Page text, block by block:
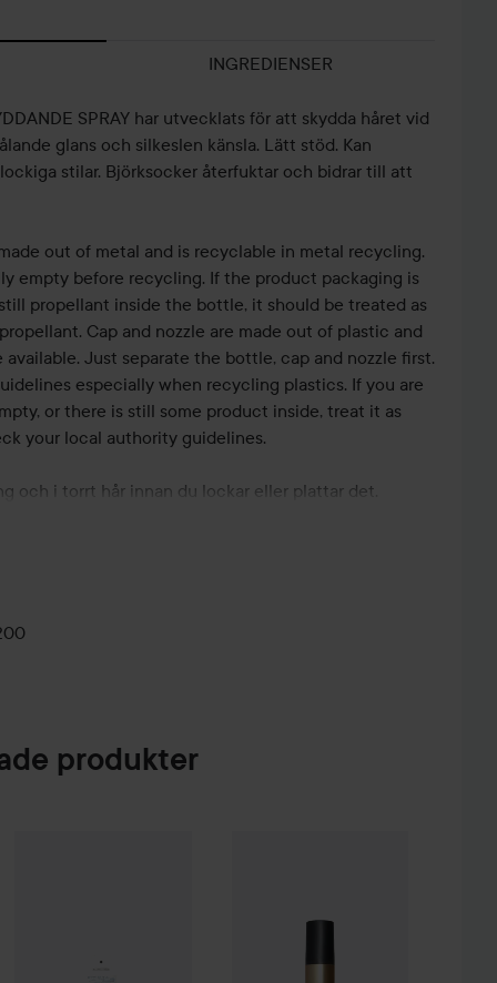
INGREDIENSER
SPRAY har utvecklats för att skydda håret vid
glans och silkeslen känsla. Lätt stöd. Kan
stilar. Björksocker återfuktar och bidrar till att
out of metal and is recyclable in metal recycling.
empty before recycling. If the product packaging is
propellant inside the bottle, it should be treated as
Cap and nozzle are made out of plastic and
Just separate the bottle, cap and nozzle first.
especially when recycling plastics. If you are
or there is still some product inside, treat it as
your local authority guidelines.
och i torrt hår innan du lockar eller plattar det.
produkter